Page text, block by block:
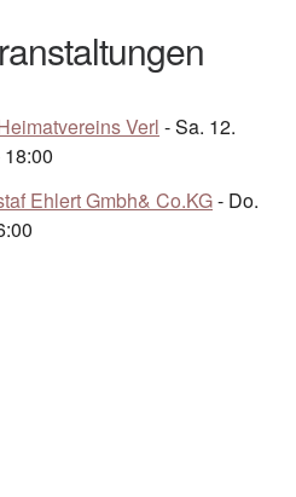
Verl - Sa. 12.
Ehlert Gmbh& Co.KG- Do.